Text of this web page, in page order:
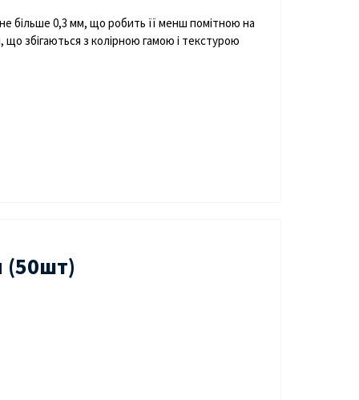
не більше 0,3 мм, що робить її менш помітною на
, що збігаються з колірною гамою і текстурою
(50шт)